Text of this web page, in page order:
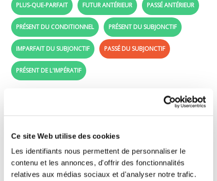
Ce site Web utilise des cookies
Les identifiants nous permettent de personnaliser le
contenu et les annonces, d'offrir des fonctionnalités
relatives aux médias sociaux et d'analyser notre trafic.
PLUS-QUE-PARFAIT FUTUR ANTÉRIEUR PASSÉ ANTÉRIEUR
PRÉSENT DU CONDITIONNEL PRÉSENT DU SUBJONCTIF
IMPARFAIT DU SUBJONCTIF PASSÉ DU SUBJONCTIF
PRÉSENT DE L'IMPÉRATIF
Passé du subjonctif - Learn French with the
[fr:]Glisse les formes conjuguées (étiquettes
violettes) à côté des bons sujets (je, tu, il, ..).
[/fr:] [en:]Drag the conjugated forms (purple
labels) beside the right subjects (je, tu, il, ..).